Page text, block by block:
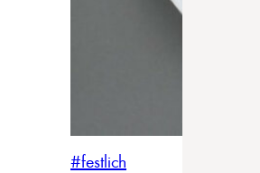
#festlich